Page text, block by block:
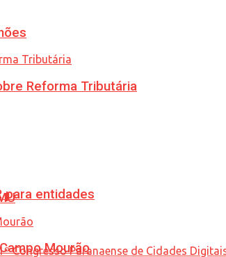
Reforma Tributária
para entidades
Mourão